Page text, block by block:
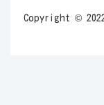
Copyright ©